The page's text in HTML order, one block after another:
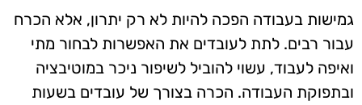
גמישות בעבודה הפכה להיות לא רק יתרון, אלא הכרח
עבור רבים. לתת לעובדים את האפשרות לבחור מתי
ואיפה לעבוד, עשוי להוביל לשיפור ניכר במוטיבציה
ובתפוקת העבודה. הכרה בצורך של עובדים בשעות